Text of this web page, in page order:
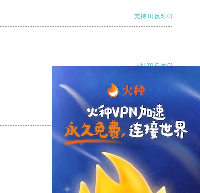
支持[0] 反对[0]
支持[0] 反对[0]
支持[0] 反对
支持